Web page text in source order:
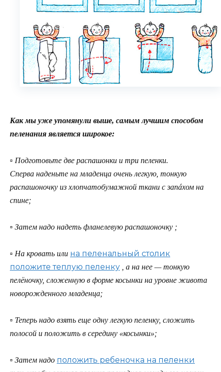
Как мы уже упомянули выше, самым лучшим способом
пеленания является широкое:
▫ Подготовьте две распашонки и три пеленки.
Сперва наденьте на младенца очень легкую, тонкую
распашоночку из хлопчатобумажной ткани с запáхом на
спине;
▫ Затем надо надеть фланелевую распашоночку ;
▫ На кровать или на пеленальный столик
положите теплую пеленку
, а на нее — тонкую
пелёночку, сложенную в форме косынки на уровне живота
новорожденного младенца;
▫ Теперь надо взять еще одну легкую пеленку, сложить
полосой и положить в середину «косынки»;
▫ Затем надо положить ребеночка на пеленки